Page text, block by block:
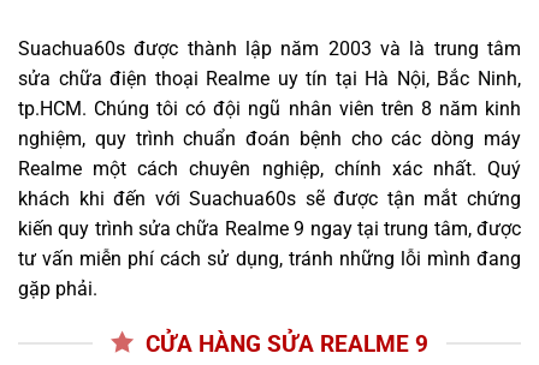
Suachua60s được thành lập năm 2003 và là trung tâm
sửa chữa điện thoại Realme uy tín tại Hà Nội, Bắc Ninh,
tp.HCM. Chúng tôi có đội ngũ nhân viên trên 8 năm kinh
nghiệm, quy trình chuẩn đoán bệnh cho các dòng máy
Realme một cách chuyên nghiệp, chính xác nhất. Quý
khách khi đến với Suachua60s sẽ được tận mắt chứng
kiến quy trình sửa chữa Realme 9 ngay tại trung tâm, được
tư vấn miễn phí cách sử dụng, tránh những lỗi mình đang
gặp phải.
CỬA HÀNG SỬA REALME 9